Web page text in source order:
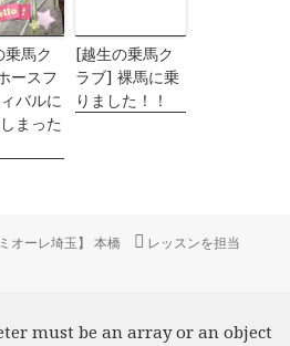
乗馬ク
ースフ
バルに
まった
[越生の乗馬ク
ラブ] 裸馬に乗
りました！！
オーレ埼玉】 本橋
カ
レッスンを担当
must be an array or an object